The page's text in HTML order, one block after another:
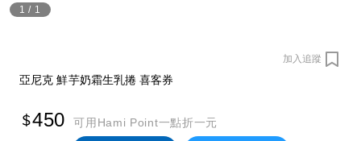
1 / 1
加入追蹤
亞尼克 鮮芋奶霜生乳捲 喜客券
450 可用Hami Point一點折一元